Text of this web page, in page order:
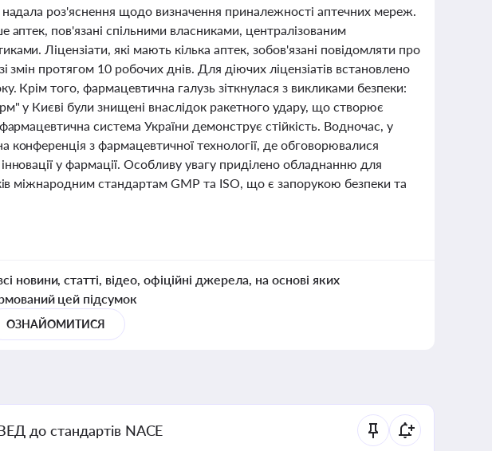
надала роз'яснення щодо визначення приналежності аптечних мереж.
пов'язані спільними власниками, централізованим
Ліцензіати, які мають кілька аптек, зобов'язані повідомляти про
змін протягом 10 робочих днів. Для діючих ліцензіатів встановлено
Крім того, фармацевтична галузь зіткнулася з викликами безпеки:
у Києві були знищені внаслідок ракетного удару, що створює
система України демонструє стійкість. Водночас, у
конференція з фармацевтичної технології, де обговорювалися
у фармації. Особливу увагу приділено обладнанню для
міжнародним стандартам GMP та ISO, що є запорукою безпеки та
новини, статті, відео, офіційні джерела, на основі яких
цей підсумок
ОЗНАЙОМИТИСЯ
до стандартів NACE